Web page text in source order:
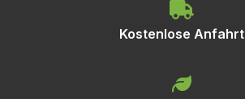
Kostenlose Anfahrt